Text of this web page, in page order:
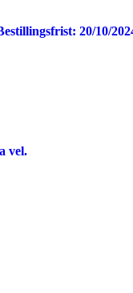
20/10/
vel.